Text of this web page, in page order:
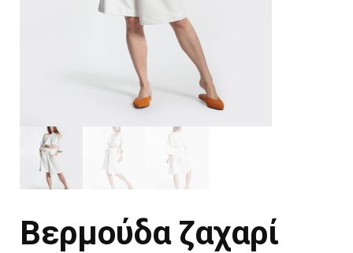
Βερμούδα ζαχαρί